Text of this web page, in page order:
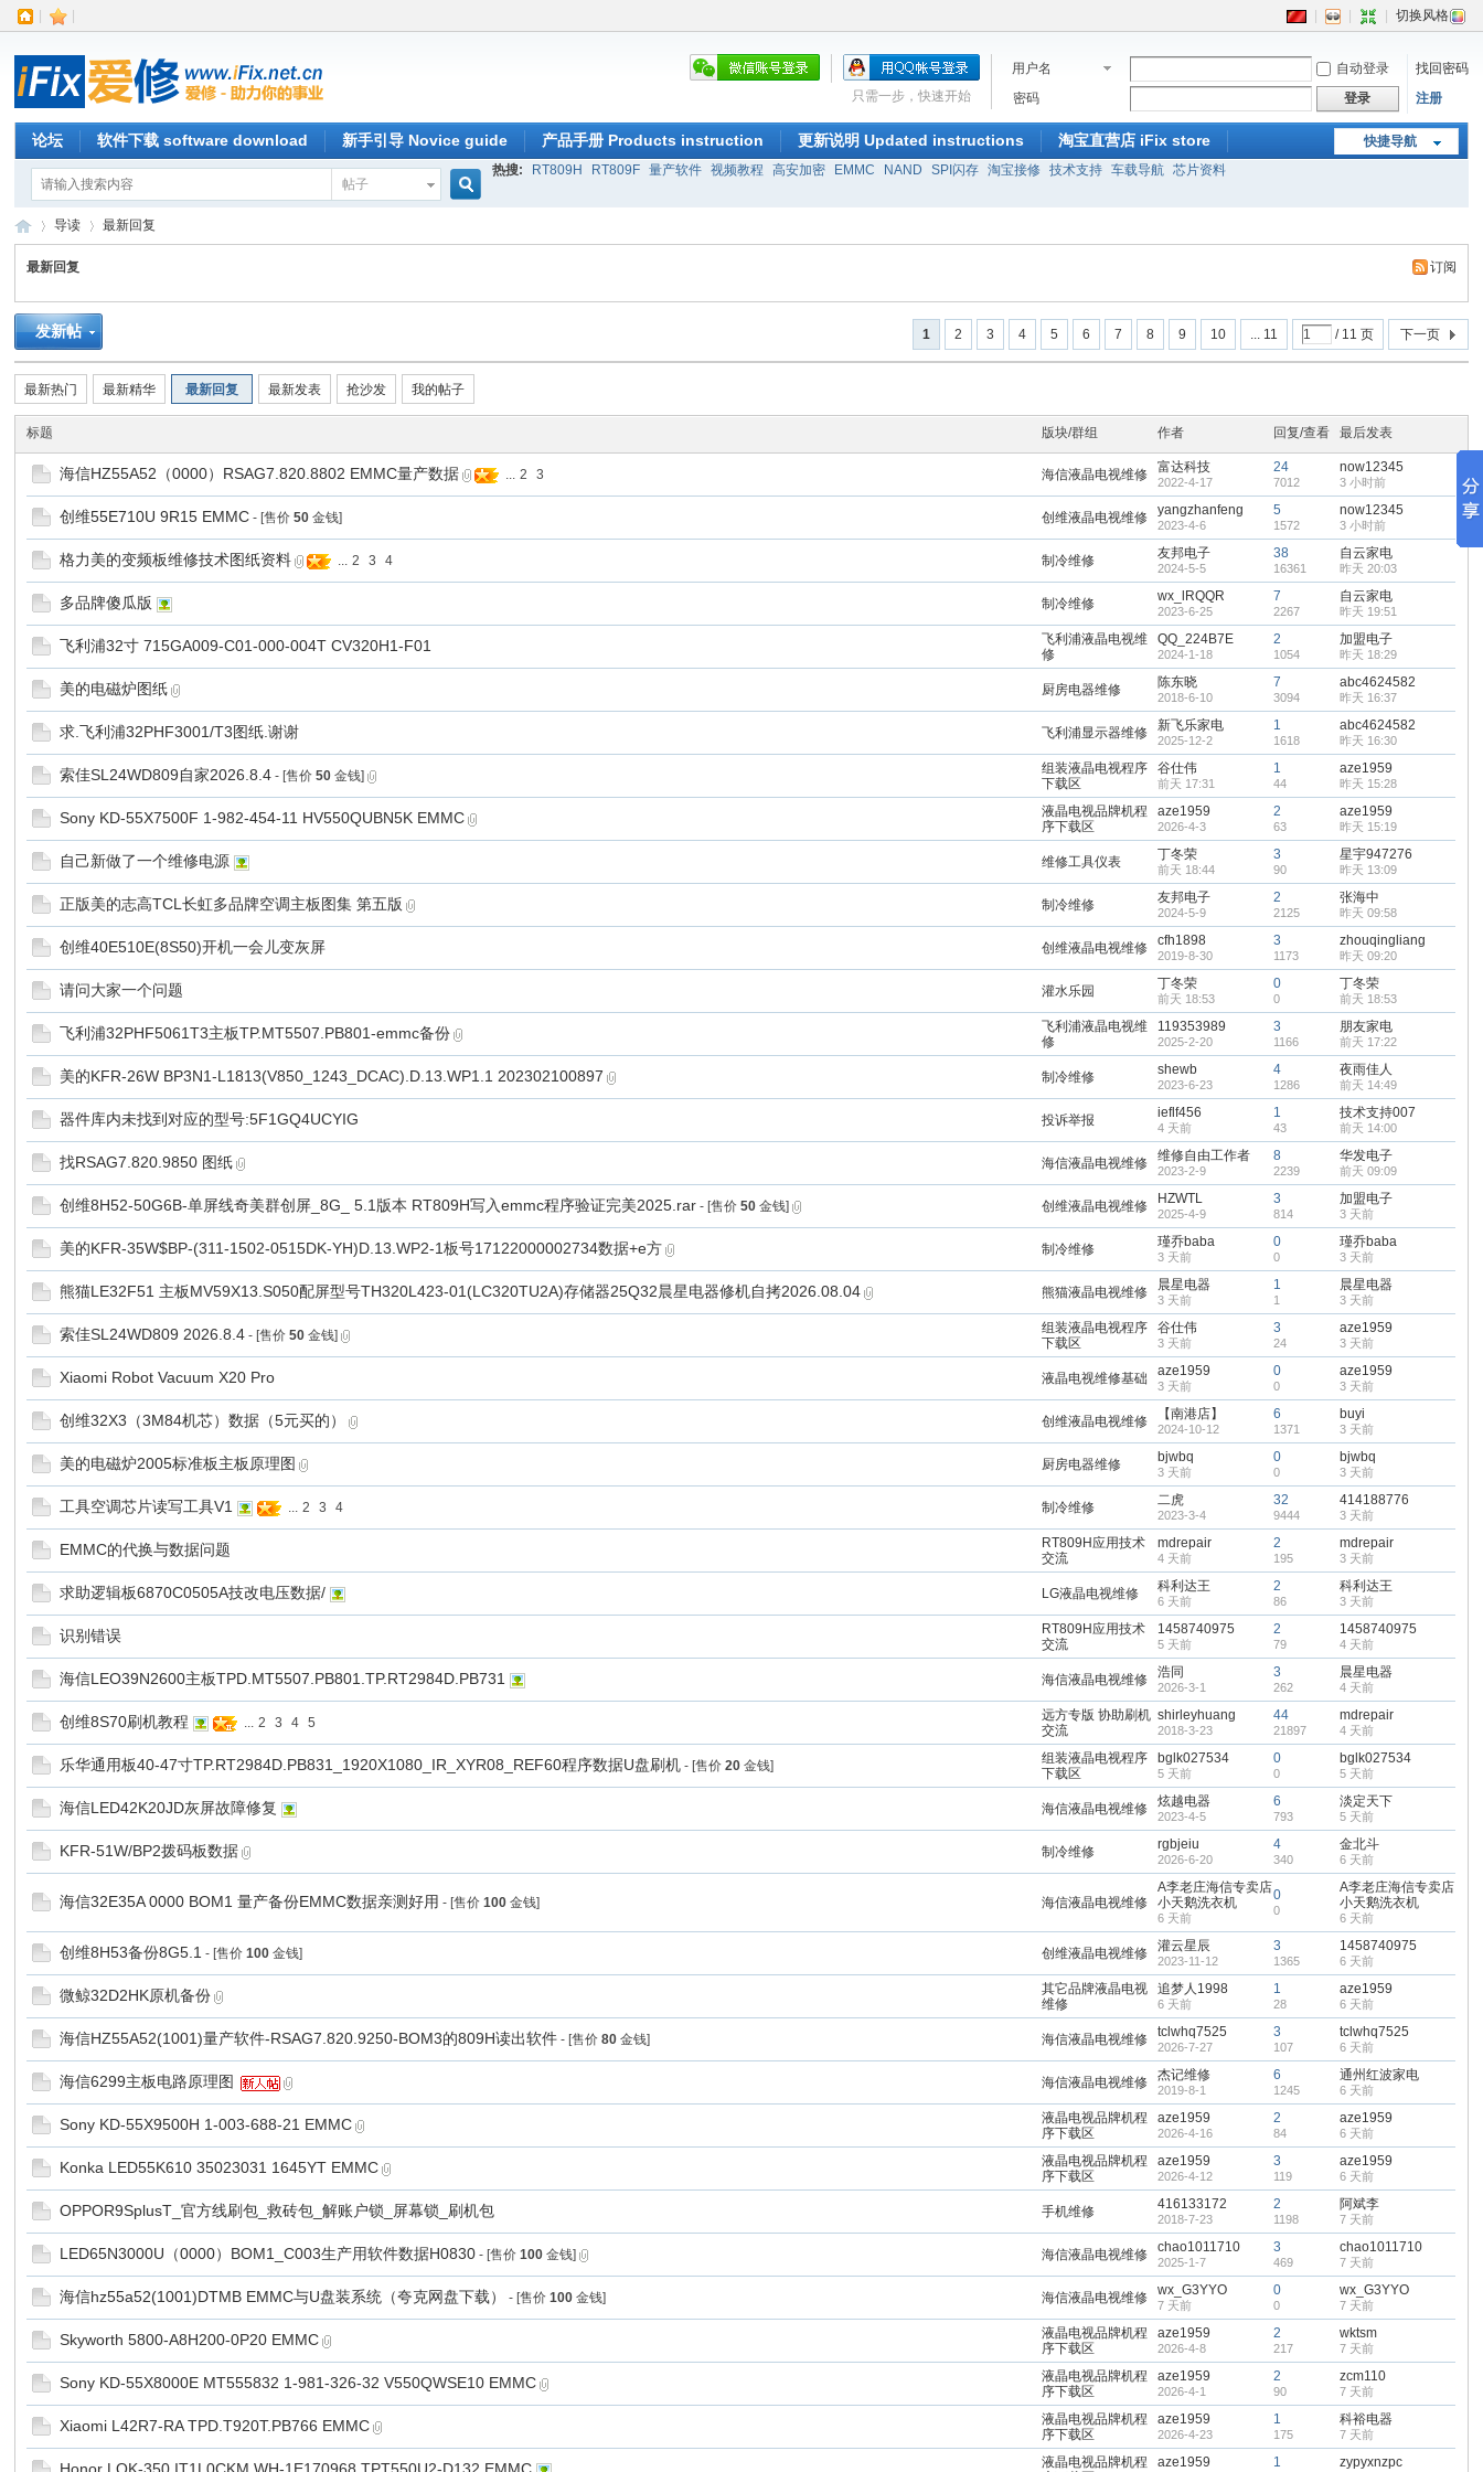
切换风格
用户名 自动登录
找回密码
密码
登录 注册
只需一步，快速开始
快捷导航
论坛 软件下载 software download 新手引导 Novice guide 产品手册 Products instruction 更新说明 Updated instructions 淘宝直营店 iFix store
帖子
热搜: RT809H RT809F 量产软件 视频教程 高安加密 EMMC NAND SPI闪存 淘宝接修 技术支持 车载导航 芯片资料
iFi »
导读
›
最新回复
订阅
最新回复
1 2 3 4 5 6 7 8 9 10 ... 11 / 11 页 下一页
发新帖
最新热门 最新精华 最新回复 最新发表 抢沙发 我的帖子
标题 版块/群组 作者 回复/查看 最后发表
海信HZ55A52（0000）RSAG7.820.8802 EMMC量产数据 ... 2 3 海信液晶电视维修 富达科技
2022-4-17
24
7012
now12345
3 小时前
创维55E710U 9R15 EMMC - [售价50 金钱] 创维液晶电视维修 yangzhanfeng
2023-4-6
5
1572
now12345
3 小时前
格力美的变频板维修技术图纸资料 ... 2 3 4 制冷维修 友邦电子
2024-5-5
38
16361
自云家电
昨天 20:03
多品牌傻瓜版 制冷维修 wx_lRQQR
2023-6-25
7
2267
自云家电
昨天 19:51
飞利浦32寸 715GA009-C01-000-004T CV320H1-F01
飞利浦液晶电视维
修
QQ_224B7E
2024-1-18
2
1054
加盟电子
昨天 18:29
美的电磁炉图纸 厨房电器维修 陈东晓
2018-6-10
7
3094
abc4624582
昨天 16:37
求.飞利浦32PHF3001/T3图纸.谢谢 飞利浦显示器维修 新飞乐家电
2025-12-2
1
1618
abc4624582
昨天 16:30
索佳SL24WD809自家2026.8.4 - [售价50 金钱]
组装液晶电视程序
下载区
谷仕伟
前天 17:31
1
44
aze1959
昨天 15:28
Sony KD-55X7500F 1-982-454-11 HV550QUBN5K EMMC
液晶电视品牌机程
序下载区
aze1959
2026-4-3
2
63
aze1959
昨天 15:19
自己新做了一个维修电源 维修工具仪表 丁冬荣
前天 18:44
3
90
星宇947276
昨天 13:09
正版美的志高TCL长虹多品牌空调主板图集 第五版 制冷维修 友邦电子
2024-5-9
2
2125
张海中
昨天 09:58
创维40E510E(8S50)开机一会儿变灰屏 创维液晶电视维修 cfh1898
2019-8-30
3
1173
zhouqingliang
昨天 09:20
请问大家一个问题 灌水乐园 丁冬荣
前天 18:53
0
0
丁冬荣
前天 18:53
飞利浦32PHF5061T3主板TP.MT5507.PB801-emmc备份
飞利浦液晶电视维
修
119353989
2025-2-20
3
1166
朋友家电
前天 17:22
美的KFR-26W BP3N1-L1813(V850_1243_DCAC).D.13.WP1.1 202302100897 制冷维修 shewb
2023-6-23
4
1286
夜雨佳人
前天 14:49
器件库内未找到对应的型号:5F1GQ4UCYIG 投诉举报 ieflf456
4 天前
1
43
技术支持007
前天 14:00
找RSAG7.820.9850 图纸 海信液晶电视维修 维修自由工作者
2023-2-9
8
2239
华发电子
前天 09:09
创维8H52-50G6B-单屏线奇美群创屏_8G_ 5.1版本 RT809H写入emmc程序验证完美2025.rar - [售价50 金钱] 创维液晶电视维修 HZWTL
2025-4-9
3
814
加盟电子
3 天前
美的KFR-35W$BP-(311-1502-0515DK-YH)D.13.WP2-1板号17122000002734数据+e方 制冷维修 瑾乔baba
3 天前
0
0
瑾乔baba
3 天前
熊猫LE32F51 主板MV59X13.S050配屏型号TH320L423-01(LC320TU2A)存储器25Q32晨星电器修机自拷2026.08.04 熊猫液晶电视维修 晨星电器
3 天前
1
1
晨星电器
3 天前
索佳SL24WD809 2026.8.4 - [售价50 金钱]
组装液晶电视程序
下载区
谷仕伟
3 天前
3
24
aze1959
3 天前
Xiaomi Robot Vacuum X20 Pro 液晶电视维修基础 aze1959
3 天前
0
0
aze1959
3 天前
创维32X3（3M84机芯）数据（5元买的） 创维液晶电视维修 【南港店】
2024-10-12
6
1371
buyi
3 天前
美的电磁炉2005标准板主板原理图 厨房电器维修 bjwbq
3 天前
0
0
bjwbq
3 天前
工具空调芯片读写工具V1 ... 2 3 4 制冷维修 二虎
2023-3-4
32
9444
414188776
3 天前
EMMC的代换与数据问题
RT809H应用技术
交流
mdrepair
4 天前
2
195
mdrepair
3 天前
求助逻辑板6870C0505A技改电压数据/ LG液晶电视维修 科利达王
6 天前
2
86
科利达王
3 天前
识别错误
RT809H应用技术
交流
1458740975
5 天前
2
79
1458740975
4 天前
海信LEO39N2600主板TPD.MT5507.PB801.TP.RT2984D.PB731 海信液晶电视维修 浩同
2026-3-1
3
262
晨星电器
4 天前
创维8S70刷机教程 ... 2 3 4 5
远方专版 协助刷机
交流
shirleyhuang
2018-3-23
44
21897
mdrepair
4 天前
乐华通用板40-47寸TP.RT2984D.PB831_1920X1080_IR_XYR08_REF60程序数据U盘刷机 - [售价20 金钱]
组装液晶电视程序
下载区
bglk027534
5 天前
0
0
bglk027534
5 天前
海信LED42K20JD灰屏故障修复 海信液晶电视维修 炫越电器
2023-4-5
6
793
淡定天下
5 天前
KFR-51W/BP2拨码板数据 制冷维修 rgbjeiu
2026-6-20
4
340
金北斗
6 天前
海信32E35A 0000 BOM1 量产备份EMMC数据亲测好用 - [售价100 金钱] 海信液晶电视维修
A李老庄海信专卖店
小天鹅洗衣机
6 天前
0
0
A李老庄海信专卖店
小天鹅洗衣机
6 天前
创维8H53备份8G5.1 - [售价100 金钱] 创维液晶电视维修 灌云星辰
2023-11-12
3
1365
1458740975
6 天前
微鲸32D2HK原机备份
其它品牌液晶电视
维修
追梦人1998
6 天前
1
28
aze1959
6 天前
海信HZ55A52(1001)量产软件-RSAG7.820.9250-BOM3的809H读出软件 - [售价80 金钱] 海信液晶电视维修 tclwhq7525
2026-7-27
3
107
tclwhq7525
6 天前
海信6299主板电路原理图 海信液晶电视维修 杰记维修
2019-8-1
6
1245
通州红波家电
6 天前
Sony KD-55X9500H 1-003-688-21 EMMC
液晶电视品牌机程
序下载区
aze1959
2026-4-16
2
84
aze1959
6 天前
Konka LED55K610 35023031 1645YT EMMC
液晶电视品牌机程
序下载区
aze1959
2026-4-12
3
119
aze1959
6 天前
OPPOR9SplusT_官方线刷包_救砖包_解账户锁_屏幕锁_刷机包 手机维修 416133172
2018-7-23
2
1198
阿斌李
7 天前
LED65N3000U（0000）BOM1_C003生产用软件数据H0830 - [售价100 金钱] 海信液晶电视维修 chao1011710
2025-1-7
3
469
chao1011710
7 天前
海信hz55a52(1001)DTMB EMMC与U盘装系统（夸克网盘下载） - [售价100 金钱] 海信液晶电视维修 wx_G3YYO
7 天前
0
0
wx_G3YYO
7 天前
Skyworth 5800-A8H200-0P20 EMMC
液晶电视品牌机程
序下载区
aze1959
2026-4-8
2
217
wktsm
7 天前
Sony KD-55X8000E MT555832 1-981-326-32 V550QWSE10 EMMC
液晶电视品牌机程
序下载区
aze1959
2026-4-1
2
90
zcm110
7 天前
Xiaomi L42R7-RA TPD.T920T.PB766 EMMC
液晶电视品牌机程
序下载区
aze1959
2026-4-23
1
175
科裕电器
7 天前
液晶电视品牌机程
aze1959 1 zypyxnzpc